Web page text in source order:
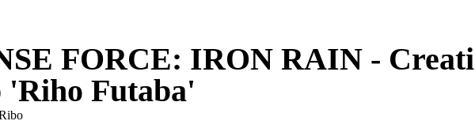
FORCE: IRON RAIN -
'Riho Futaba'